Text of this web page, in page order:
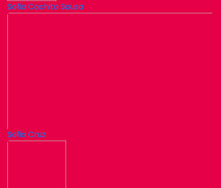
Sofia Cochito Sousa
Sofia Cruz